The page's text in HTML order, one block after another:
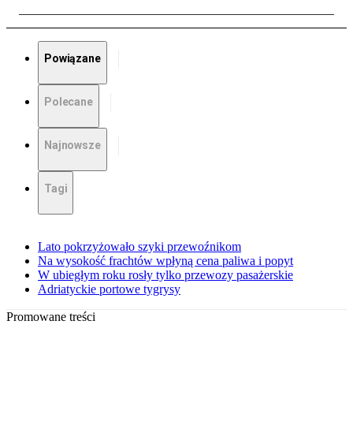
Powiązane
Polecane
Najnowsze
Tagi
Lato pokrzyżowało szyki przewoźnikom
Na wysokość frachtów wpłyną cena paliwa i popyt
W ubiegłym roku rosły tylko przewozy pasażerskie
Adriatyckie portowe tygrysy
Promowane treści